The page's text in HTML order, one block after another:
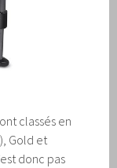
classés en
Gold et
donc pas